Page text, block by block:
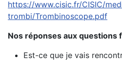
https://www.cisic.fr/CISIC/
trombi/Trombinoscope.pdf
Nos réponses aux questions
Est-ce que je vais